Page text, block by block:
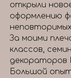
открыли
оформлению
За моими
классов,
декораторов
Большой